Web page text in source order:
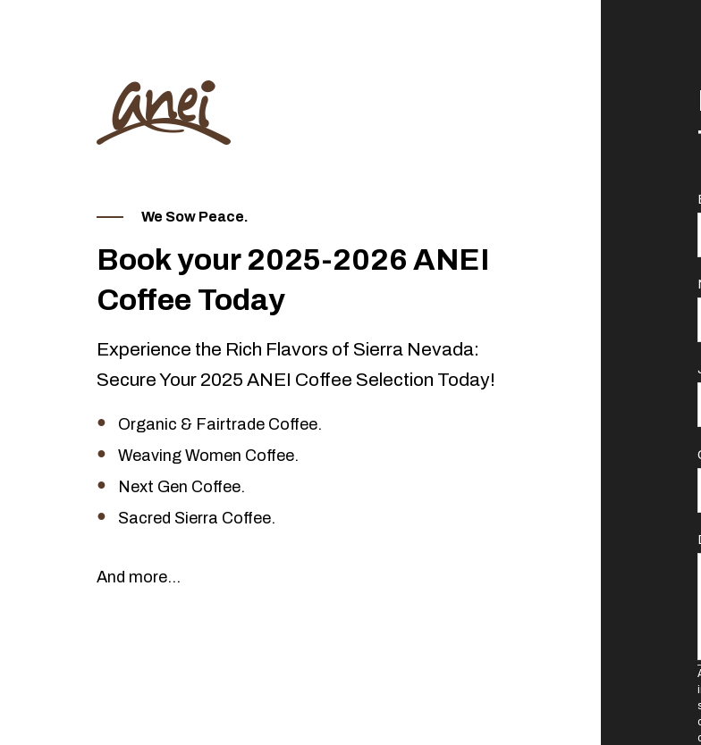
We Sow Peace.
Book your 2025-2026 ANEI
Coffee Today
Experience the Rich Flavors of Sierra Nevada:
Secure Your 2025 ANEI Coffee Selection Today!
Organic & Fairtrade Coffee.
Weaving Women Coffee.
Next Gen Coffee.
Sacred Sierra Coffee.
And more...